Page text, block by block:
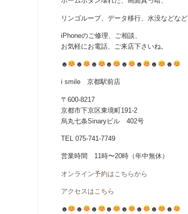
リンゴループ、データ移行、水没などなど
iPhoneのご修理、ご相談、
お気軽にお電話、ご来店下さいね。
☻ ☻ ☻ ☻ ☻ ☻ ☻ ☻
i smile 京都駅前店
〒600-8217
京都市下京区東境町191-2
烏丸七条Sinaryビル 402号
TEL 075-741-7749
営業時間 11時〜20時（年中無休）
オンライン予約はこちらから
アクセスはこちら
☻ ☻ ☻ ☻ ☻ ☻ ☻ ☻